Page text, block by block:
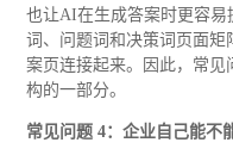
也让AI在生成答案时更容易
词、问题词和决策词页面矩
案页连接起来。因此，常见
构的一部分。
常见问题 4：企业自己能不